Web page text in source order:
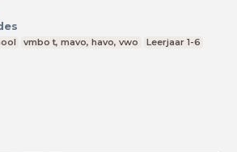
vmbo t, mavo, havo, vwo Leerjaar 1-6